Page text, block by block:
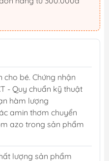
bé. Chứng nhận
- Quy chuẩn kỹ thuật
hàm lượng
amin thơm chuyển
azo trong sản phẩm
lượng sản phẩm